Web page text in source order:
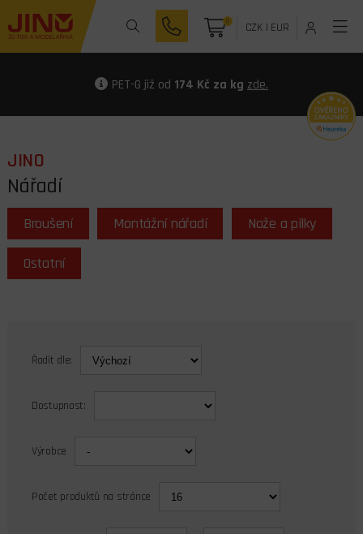
0 CZK| EUR
PET-G již od 174 Kč za kg zde.
JINO
Nářadí
Broušení Montážní nářadí Nože a pilky
Ostatní
Řadit dle:
Dostupnost:
Výrobce
Počet produktů na stránce